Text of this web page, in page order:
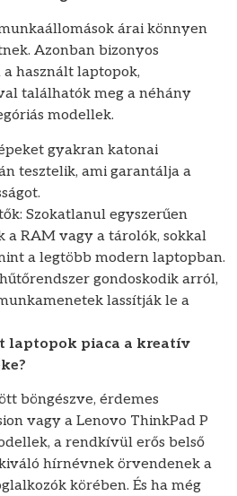
árai könnyen
Azonban bizonyos
használt laptopok,
találhatók meg a néhány
modellek.
gyakran katonai
tesztelik, ami garantálja a
Szokatlanul egyszerűen
a RAM vagy a tárolók, sokkal
a legtöbb modern laptopban.
gondoskodik arról,
lassítják le a
laptopok piaca a kreatív
böngészve, érdemes
vagy a Lenovo ThinkPad P
a rendkívül erős belső
hírnévnek örvendenek a
körében. És ha még